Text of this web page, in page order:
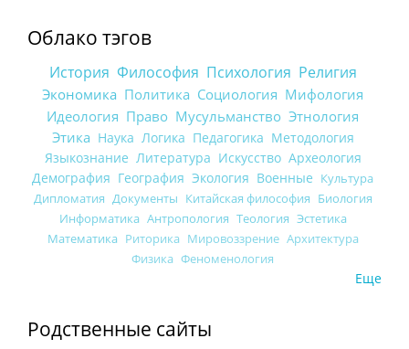
Облако тэгов
История Философия Психология Религия
Экономика Политика Социология Мифология
Идеология Право Мусульманство Этнология
Этика Наука Логика Педагогика Методология
Языкознание Литература Искусство Археология
Демография География Экология Военные Культура
Дипломатия Документы Китайская философия Биология
Информатика Антропология Теология Эстетика
Математика Риторика Мировоззрение Архитектура
Физика Феноменология
Еще
Родственные сайты